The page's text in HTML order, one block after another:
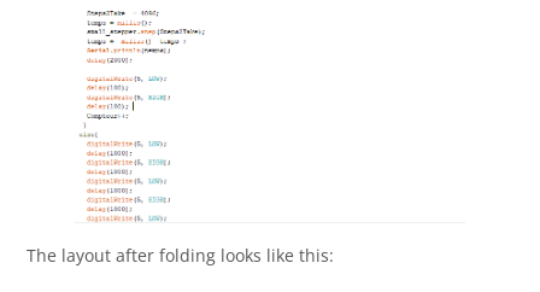
The layout after folding looks like this: